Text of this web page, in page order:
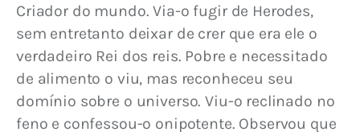
Criador do mundo. Via-o fugir de Herodes,
sem entretanto deixar de crer que era ele o
verdadeiro Rei dos reis. Pobre e necessitado
de alimento o viu, mas reconheceu seu
domínio sobre o universo. Viu-o reclinado no
feno e confessou-o onipotente. Observou que